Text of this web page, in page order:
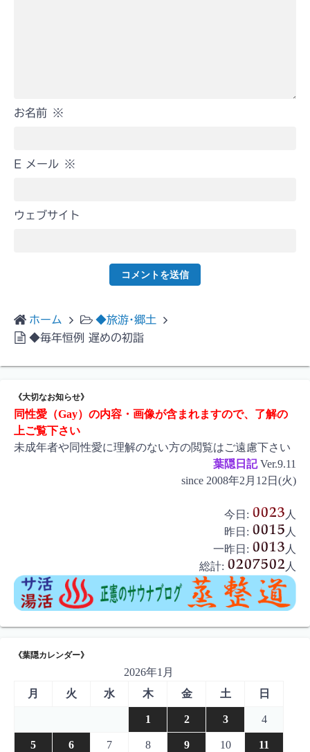
お名前 ※
E メール ※
ウェブサイト
ホーム
◆旅游･郷土
◆毎年恒例 遅めの初詣
《大切なお知らせ》
同性愛（Gay）の内容・画像が含まれますので、了解の
上ご覧下さい
未成年者や同性愛に理解のない方の閲覧はご遠慮下さい
葉隠日記Ver.9.11
since 2008年2月12日(火)
今日:
人
昨日:
人
一昨日:
人
総計:
人
《葉隠カレンダー》
2026年1月
月
火 水 木 金 土 日
1 2 3 4
5 6 7 8 9 10 11